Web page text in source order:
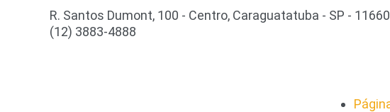
R. Santos Dumont, 100 - Centro, Caraguatatuba - SP -
(12) 3883-4888